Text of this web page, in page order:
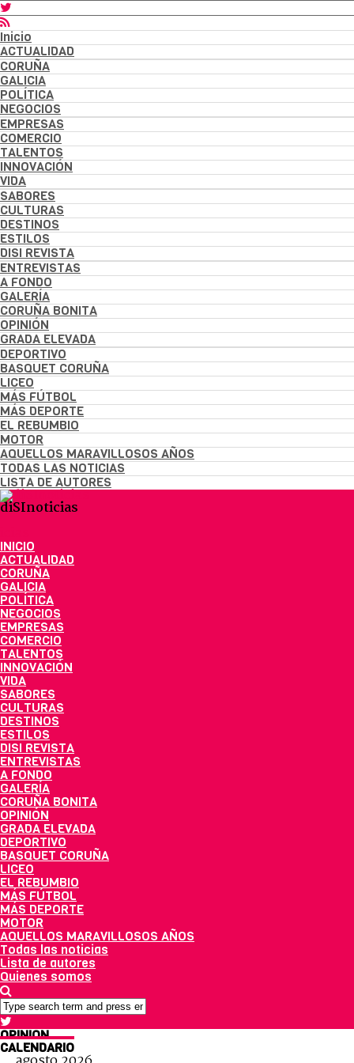
Inicio
ACTUALIDAD
CORUÑA
GALICIA
POLÍTICA
NEGOCIOS
EMPRESAS
COMERCIO
TALENTOS
INNOVACIÓN
VIDA
SABORES
CULTURAS
DESTINOS
ESTILOS
DISI REVISTA
ENTREVISTAS
A FONDO
GALERÍA
CORUÑA BONITA
OPINIÓN
GRADA ELEVADA
DEPORTIVO
BASQUET CORUÑA
LICEO
MÁS FÚTBOL
MÁS DEPORTE
EL REBUMBIO
MOTOR
AQUELLOS MARAVILLOSOS AÑOS
TODAS LAS NOTICIAS
LISTA DE AUTORES
diSInoticias
INICIO
ACTUALIDAD
CORUÑA
GALICIA
POLÍTICA
NEGOCIOS
EMPRESAS
COMERCIO
TALENTOS
INNOVACIÓN
VIDA
SABORES
CULTURAS
DESTINOS
ESTILOS
DISI REVISTA
ENTREVISTAS
A FONDO
GALERÍA
CORUÑA BONITA
OPINIÓN
GRADA ELEVADA
DEPORTIVO
BASQUET CORUÑA
LICEO
EL REBUMBIO
MÁS FÚTBOL
MÁS DEPORTE
MOTOR
AQUELLOS MARAVILLOSOS AÑOS
Todas las noticias
Lista de autores
Quienes somos
OPINIÓN
CALENDARIO